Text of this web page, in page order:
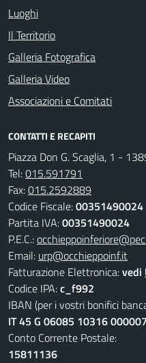
Luoghi
Il Territorio
Galleria Fotografica
Galleria Video
Associazioni e Comitati
CONTATTI E RECAPITI
Piazza Don G. Scaglia, 1 -
Tel:015.591791
Fax:015.2592889
Codice Fiscale:00351490024
Partita IVA:00351490024
P.E.C.:
Email: urp@occhieppoinf.it
Fatturazione Elettronica:vedi
Codice IPA:c_f992
IBAN (per i vostri bonifici
IT 45 G 06085 10316
Conto Corrente Postale:
15811136